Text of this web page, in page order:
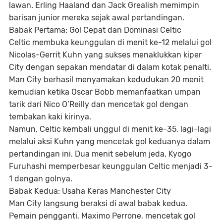
lawan. Erling Haaland dan Jack Grealish memimpin
barisan junior mereka sejak awal pertandingan.
Babak Pertama: Gol Cepat dan Dominasi Celtic
Celtic membuka keunggulan di menit ke-12 melalui gol
Nicolas-Gerrit Kuhn yang sukses menaklukkan kiper
City dengan sepakan mendatar di dalam kotak penalti.
Man City berhasil menyamakan kedudukan 20 menit
kemudian ketika Oscar Bobb memanfaatkan umpan
tarik dari Nico O’Reilly dan mencetak gol dengan
tembakan kaki kirinya.
Namun, Celtic kembali unggul di menit ke-35, lagi-lagi
melalui aksi Kuhn yang mencetak gol keduanya dalam
pertandingan ini. Dua menit sebelum jeda, Kyogo
Furuhashi memperbesar keunggulan Celtic menjadi 3-
1 dengan golnya.
Babak Kedua: Usaha Keras Manchester City
Man City langsung beraksi di awal babak kedua.
Pemain pengganti, Maximo Perrone, mencetak gol